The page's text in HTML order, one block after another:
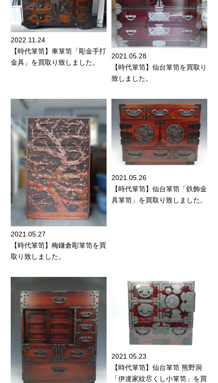
2022.11.24
【時代箪笥】車箪笥「彫金手打
金具」を買取り致しました。
2021.05.28
【時代箪笥】仙台箪笥を買取り
致しました。
2021.05.27
【時代箪笥】梅鎌倉彫箪笥を買
取り致しました。
2021.05.26
【時代箪笥】仙台箪笥「鉄飾金
具箪笥」を買取り致しました。
2021.05.23
【時代箪笥】仙台箪笥 熊野洞
「伊達家紋尽くし小箪笥」を買